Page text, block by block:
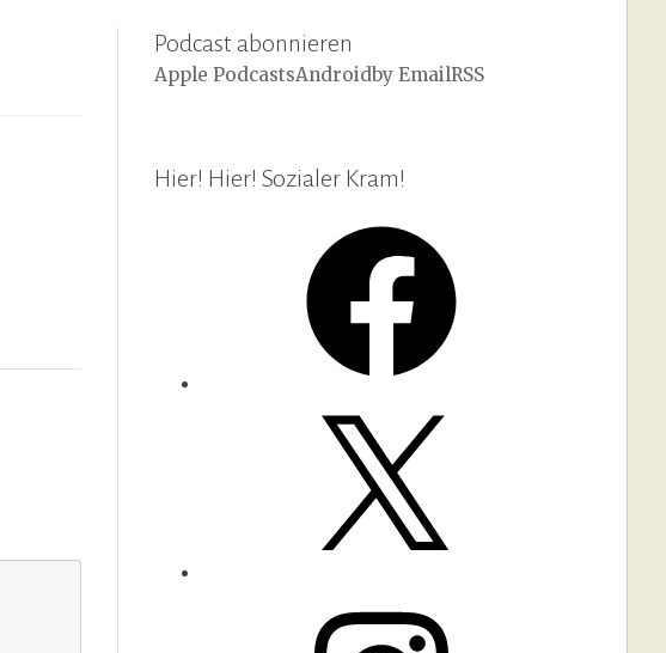
Podcast abonnieren
Apple PodcastsAndroidby EmailRSS
Hier! Hier! Sozialer Kram!